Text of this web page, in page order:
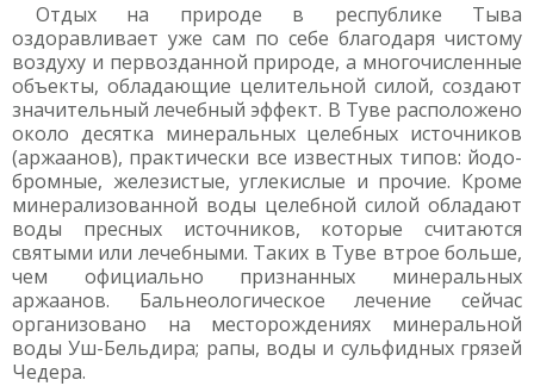
Отдых на природе в республике Тыва
оздоравливает уже сам по себе благодаря чистому
воздуху и первозданной природе, а многочисленные
объекты, обладающие целительной силой, создают
значительный лечебный эффект. В Туве расположено
около десятка минеральных целебных источников
(аржаанов), практически все известных типов: йодо-
бромные, железистые, углекислые и прочие. Кроме
минерализованной воды целебной силой обладают
воды пресных источников, которые считаются
святыми или лечебными. Таких в Туве втрое больше,
чем официально признанных минеральных
аржаанов. Бальнеологическое лечение сейчас
организовано на месторождениях минеральной
воды Уш-Бельдира; рапы, воды и сульфидных грязей
Чедера.